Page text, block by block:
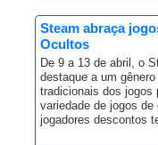
Steam abraça
Ocultos
De 9 a 13 de abril, o
destaque a um
tradicionais dos jogos
variedade de jogos
jogadores descontos